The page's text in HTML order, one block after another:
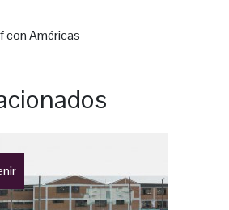
con Américas